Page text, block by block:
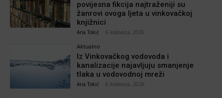
povijesna fikcija najtraženiji su
žanrovi ovoga ljeta u vinkovačkoj
knjižnici
Ana Tokić 6 kolovoza, 2026
Aktualno
Iz Vinkovačkog vodovoda i
kanalizacije najavljuju smanjenje
tlaka u vodovodnoj mreži
Ana Tokić 6 kolovoza, 2026